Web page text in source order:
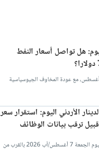
هل تواصل أسعار النفط
ارتفعت أسعار النفط الخام خلال تعاملات اليوم الجمعة 7 أغسطس، مع عودة المخاوف الجيوسياسية
الأردني اليوم: استقرار سعر
ترقب بيانات الوظائف
يتداول سعر الدولار مقابل الدينار الأردني (USD/JOD) اليوم الجمعة 7 أغسطس/آب 2026 بالقرب من